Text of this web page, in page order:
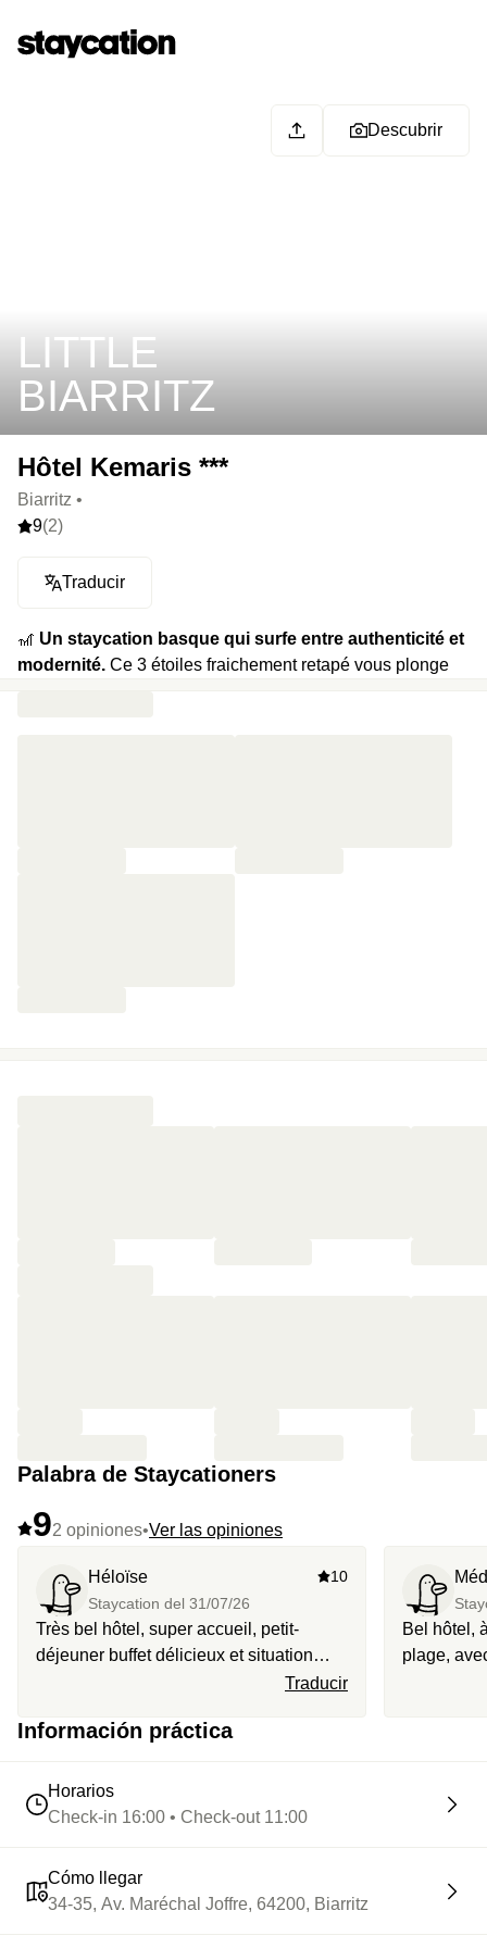
LITTLE
BIARRITZ
Descubrir
Hôtel Kemaris ***
Biarritz •
9(2)
Traducir
🎢 Un staycation basque qui surfe entre authenticité et
modernité. Ce 3 étoiles fraichement retapé vous plonge
Palabra de Staycationers
92 opiniones•Ver las opiniones
Héloïse
Staycation del 31/07/26
10
Très bel hôtel, super accueil, petit-
déjeuner buffet délicieux et situation
impeccable proche de la côte desTraducir
Bel hôtel,
plage,
Información práctica
Horarios
Check-in 16:00 • Check-out 11:00
Cómo llegar
34-35, Av. Maréchal Joffre, 64200, Biarritz